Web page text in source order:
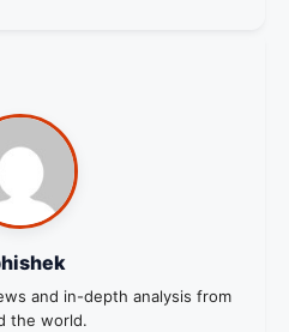
and in-depth analysis from
the world.